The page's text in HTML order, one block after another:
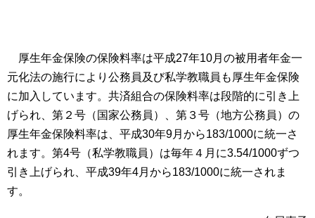
厚生年金保険の保険料率は平成27年10月の被用者年金一
元化法の施行により公務員及び私学教職員も厚生年金保険
に加入しています。共済組合の保険料率は段階的に引き上
げられ、第２号（国家公務員）、第３号（地方公務員）の
厚生年金保険料率は、平成30年9月から183/1000に統一さ
れます。第4号（私学教職員）は毎年４月に3.54/1000ずつ
引き上げられ、平成39年4月から183/1000に統一されま
す。